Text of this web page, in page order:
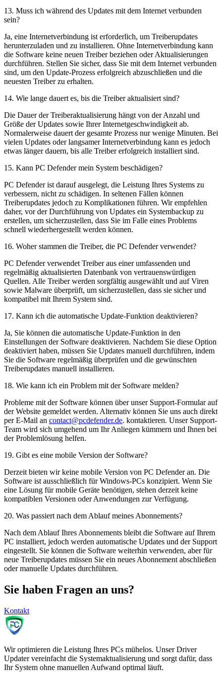
13. Muss ich während des Updates mit dem Internet verbunden
sein?
Ja, eine Internetverbindung ist erforderlich, um Treiberupdates
herunterzuladen und zu installieren. Ohne Internetverbindung kann
die Software keine neuen Treiber beziehen oder Aktualisierungen
durchführen. Stellen Sie sicher, dass Sie mit dem Internet verbunden
sind, um den Update-Prozess erfolgreich abzuschließen und die
neuesten Treiber zu erhalten.
14. Wie lange dauert es, bis die Treiber aktualisiert sind?
Die Dauer der Treiberaktualisierung hängt von der Anzahl und
Größe der Updates sowie Ihrer Internetgeschwindigkeit ab.
Normalerweise dauert der gesamte Prozess nur wenige Minuten. Bei
vielen Updates oder langsamer Internetverbindung kann es jedoch
etwas länger dauern, bis alle Treiber erfolgreich installiert sind.
15. Kann PC Defender mein System beschädigen?
PC Defender ist darauf ausgelegt, die Leistung Ihres Systems zu
verbessern, nicht zu schädigen. In seltenen Fällen können
Treiberupdates jedoch zu Komplikationen führen. Wir empfehlen
daher, vor der Durchführung von Updates ein Systembackup zu
erstellen, um sicherzustellen, dass Sie im Falle eines Problems
schnell wiederhergestellt werden können.
16. Woher stammen die Treiber, die PC Defender verwendet?
PC Defender verwendet Treiber aus einer umfassenden und
regelmäßig aktualisierten Datenbank von vertrauenswürdigen
Quellen. Alle Treiber werden sorgfältig ausgewählt und auf Viren
sowie Malware überprüft, um sicherzustellen, dass sie sicher und
kompatibel mit Ihrem System sind.
17. Kann ich die automatische Update-Funktion deaktivieren?
Ja, Sie können die automatische Update-Funktion in den
Einstellungen der Software deaktivieren. Nachdem Sie diese Option
deaktiviert haben, müssen Sie Updates manuell durchführen, indem
Sie die Software regelmäßig überprüfen und die gewünschten
Treiberupdates manuell installieren.
18. Wie kann ich ein Problem mit der Software melden?
Probleme mit der Software können über unser Support-Formular auf
der Website gemeldet werden. Alternativ können Sie uns auch direkt
per E-Mail an contact@pcdefender.de. kontaktieren. Unser Support-
Team wird sich umgehend um Ihr Anliegen kümmern und Ihnen bei
der Problemlösung helfen.
19. Gibt es eine mobile Version der Software?
Derzeit bieten wir keine mobile Version von PC Defender an. Die
Software ist ausschließlich für Windows-PCs konzipiert. Wenn Sie
eine Lösung für mobile Geräte benötigen, stehen derzeit keine
kompatiblen Versionen oder Anwendungen zur Verfügung.
20. Was passiert nach dem Ablauf meines Abonnements?
Nach dem Ablauf Ihres Abonnements bleibt die Software auf Ihrem
PC installiert, jedoch werden automatische Updates und der Support
eingestellt. Sie können die Software weiterhin verwenden, aber für
neue Treiberupdates müssen Sie ein neues Abonnement abschließen
oder manuelle Updates durchführen.
Sie haben Fragen an uns?
Kontakt
Wir optimieren die Leistung Ihres PCs mühelos. Unser Driver
Updater vereinfacht die Systemaktualisierung und sorgt dafür, dass
Ihr System ohne manuellen Aufwand optimal läuft.